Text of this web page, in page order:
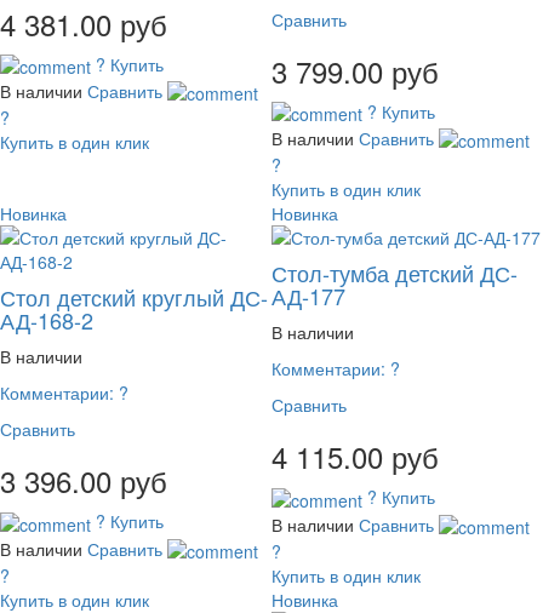
4 381.00 руб
? Купить
В наличии Сравнить
?
Купить в один клик
Сравнить
3 799.00 руб
? Купить
В наличии Сравнить
?
Купить в один клик
Новинка
Стол детский круглый ДС-
АД-168-2
В наличии
Комментарии: ?
Сравнить
3 396.00 руб
? Купить
В наличии Сравнить
?
Купить в один клик
Новинка
Стол-тумба детский ДС-
АД-177
В наличии
Комментарии: ?
Сравнить
4 115.00 руб
? Купить
В наличии Сравнить
?
Купить в один клик
Новинка